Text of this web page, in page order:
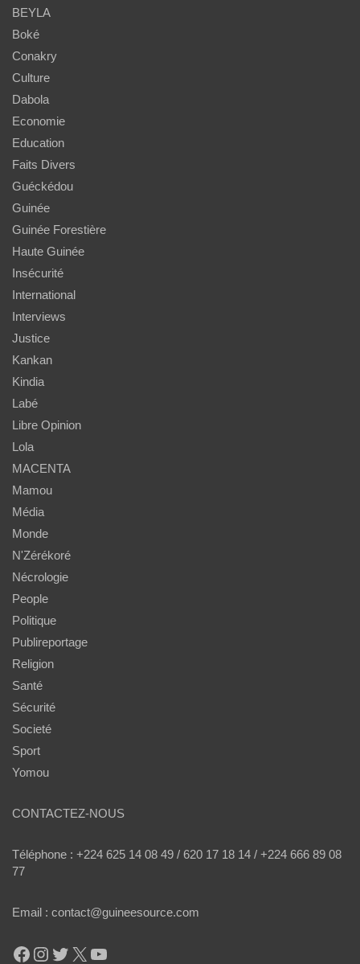
BEYLA
Boké
Conakry
Culture
Dabola
Economie
Education
Faits Divers
Guéckédou
Guinée
Guinée Forestière
Haute Guinée
Insécurité
International
Interviews
Justice
Kankan
Kindia
Labé
Libre Opinion
Lola
MACENTA
Mamou
Média
Monde
N'Zérékoré
Nécrologie
People
Politique
Publireportage
Religion
Santé
Sécurité
Societé
Sport
Yomou
CONTACTEZ-NOUS
Téléphone : +224 625 14 08 49 / 620 17 18 14 / +224 666 89 08
77
Email : contact@guineesource.com
Facebook
Instagram
Twitter
X YouTube